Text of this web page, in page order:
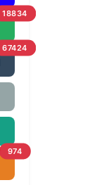
18834
67424
974